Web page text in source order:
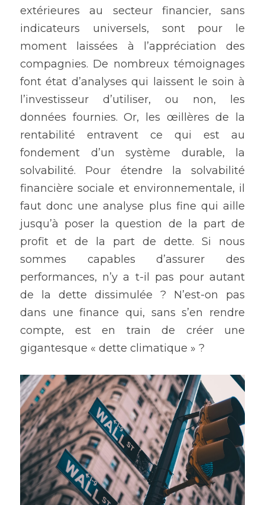
extérieures au secteur financier, sans
indicateurs universels, sont pour le
moment laissées à l’appréciation des
compagnies. De nombreux témoignages
font état d’analyses qui laissent le soin à
l’investisseur d’utiliser, ou non, les
données fournies. Or, les œillères de la
rentabilité entravent ce qui est au
fondement d’un système durable, la
solvabilité. Pour étendre la solvabilité
financière sociale et environnementale, il
faut donc une analyse plus fine qui aille
jusqu’à poser la question de la part de
profit et de la part de dette. Si nous
sommes capables d’assurer des
performances, n’y a t-il pas pour autant
de la dette dissimulée ? N’est-on pas
dans une finance qui, sans s’en rendre
compte, est en train de créer une
gigantesque « dette climatique » ?